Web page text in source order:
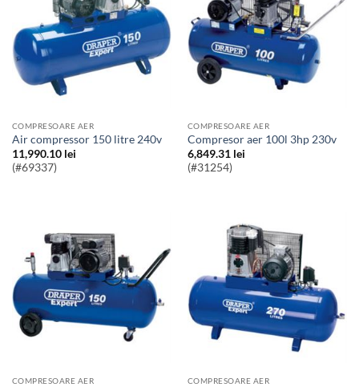
COMPRESOARE AER
air compressor 150 litre 240v
11,990.10 lei
(#69337)
COMPRESOARE AER
Compresor aer 100l 3hp 230v
6,849.31 lei
(#31254)
COMPRESOARE AER COMPRESOARE AER